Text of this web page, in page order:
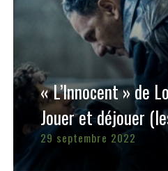
« L’Innocent » de
Jouer et déjouer
29 septembre 2022